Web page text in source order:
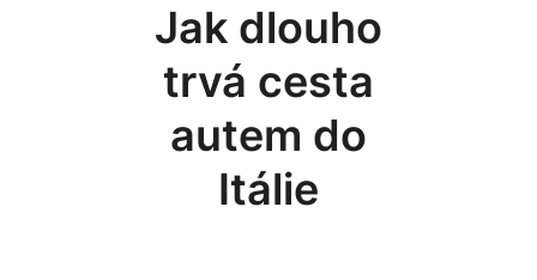
Jak dlouho
trvá cesta
autem do
Itálie